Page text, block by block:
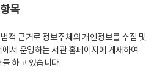
목
적 근거로 정보주체의 개인정보를 수집 및
서 운영하는 서관 홈페이지에 게재하여
하고 있습니다.